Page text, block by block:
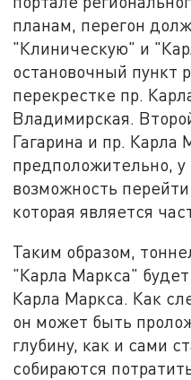
планам, перегон
"Клиническую" и
остановочный пункт
перекрестке пр.
Владимирская.
Гагарина и пр. Карла
предположительно, у
возможность
которая является
Таким образом,
"Карла Маркса"
Карла Маркса. Как
он может быть
глубину, как и сами
собираются